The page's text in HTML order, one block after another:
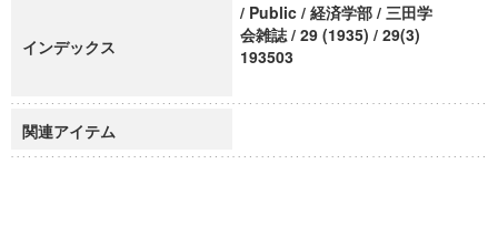
インデックス
/ Public / 経済学部 / 三田学
会雑誌 / 29 (1935) / 29(3)
193503
関連アイテム